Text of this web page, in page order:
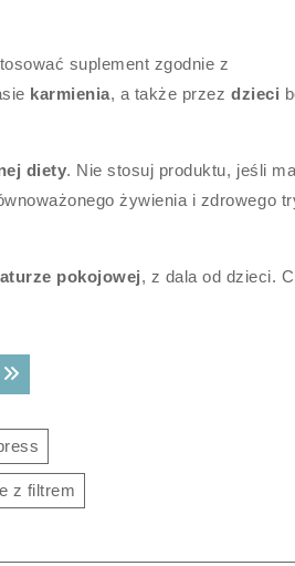
suplement zgodnie z
karmienia, a także przezdzieci
diety. Nie stosuj produktu, jeśli
żywienia i zdrowego
pokojowej, z dala od dzieci.
Next post:
z filtrem